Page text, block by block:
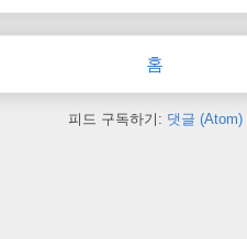
홈
피드 구독하기: 댓글 (Atom)